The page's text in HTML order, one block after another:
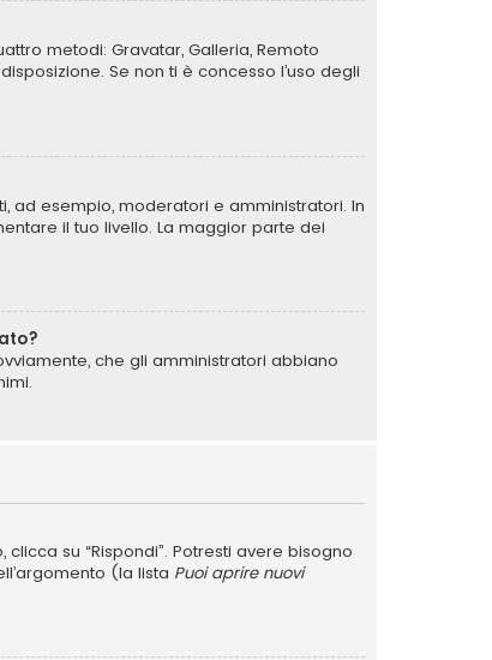
metodi: Gravatar, Galleria, Remoto
Se non ti è concesso l’uso degli
ad esempio, moderatori e amministratori. In
il tuo livello. La maggior parte dei
che gli amministratori abbiano
su “Rispondi”. Potresti avere bisogno
(la lista Puoi aprire nuovi